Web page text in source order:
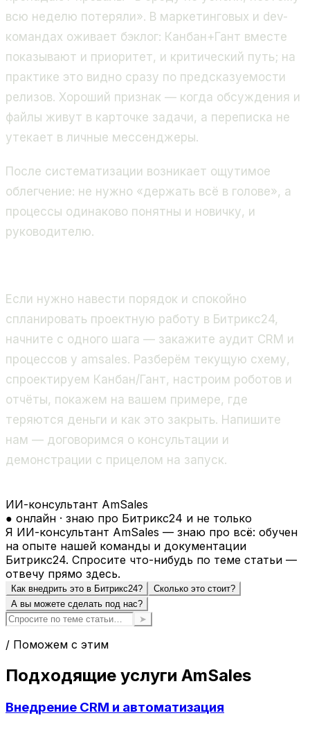
всю неделю потеряли». В маркетинговых и dev-
командах оживает бэклог: Канбан+Гант вместе
показывают и приоритет, и критический путь; на
практике это видно сразу по предсказуемости
релизов. Хороший признак — когда обсуждения и
файлы живут в карточке задачи, а переписка не
утекает в личные мессенджеры.
После систематизации возникает ощутимое
облегчение: не нужно «держать всё в голове», а
процессы одинаково понятны и новичку, и
руководителю.
Если нужно навести порядок и спокойно
спланировать проектную работу в Битрикс24,
начните с одного шага — закажите аудит CRM и
процессов у amsales. Разберём текущую схему,
спроектируем Канбан/Гант, настроим роботов и
отчёты, покажем на вашем примере, где
теряются деньги и как это закрыть. Напишите
нам — договоримся о консультации и
демонстрации с прицелом на запуск.
ИИ-консультант AmSales
● онлайн · знаю про Битрикс24 и не только
Я ИИ-консультант AmSales — знаю про всё: обучен
на опыте нашей команды и документации
Битрикс24. Спросите что-нибудь по теме статьи —
отвечу прямо здесь.
Как внедрить это в Битрикс24?
Сколько это стоит?
А вы можете сделать под нас?
➤
/ Поможем с этим
Подходящие услуги AmSales
Внедрение CRM и автоматизация